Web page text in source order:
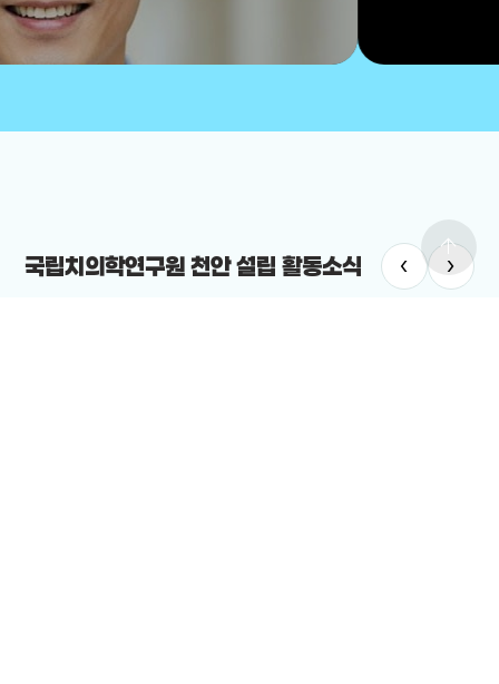
국립치의학연구원 천안 설립 활동소식 ‹ ›
arrow_upward